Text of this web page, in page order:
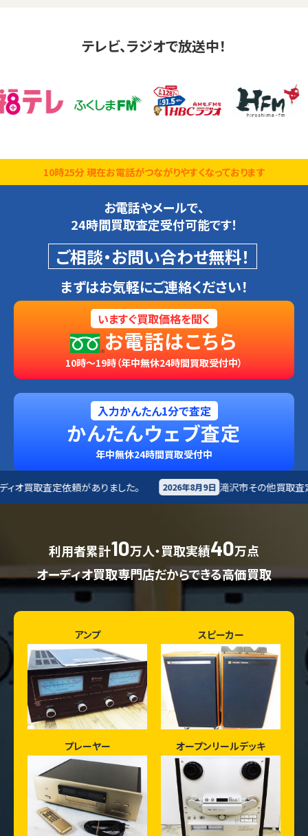
テレビ、ラジオで放送中！
10時25分 現在お電話がつながりやすくなっております
お電話やメールで、
24時間買取査定受付可能です！
ご相談・お問い合わせ無料！
まずはお気軽にご連絡ください！
いますぐ買取価格を聞く
お電話はこちら
10時～19時（年中無休24時間買取受付中）
入力かんたん1分で査定
かんたんウェブ査定
年中無休24時間買取受付中
した。 2026年8月9日 滝沢市 その他買取査定依頼がありました。
利用者累計10万人・買取実績40万点
オーディオ買取専門店だからできる高価買取
アンプ スピーカー
プレーヤー オープンリールデッキ